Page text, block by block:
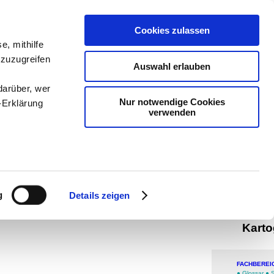
mithilfe
wer
Details zeigen
Cookies zulassen
Auswahl erlauben
Nur notwendige Cookies
verwenden
-